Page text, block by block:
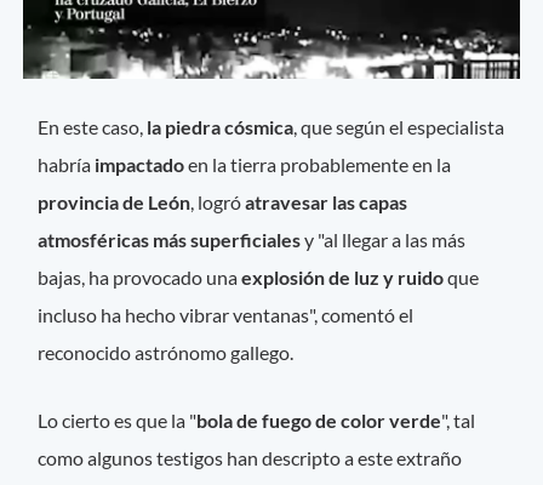
En este caso, la piedra cósmica, que según el especialista
habría impactadoen la tierra probablemente en la
provincia de León, logróatravesar las capas
atmosféricas más superficialesy "al llegar a las más
bajas, ha provocado unaexplosión de luz y ruidoque
incluso ha hecho vibrar ventanas", comentó el
reconocido astrónomo gallego.
Lo cierto es que la "bola de fuego de color verde", tal
como algunos testigos han descripto a este extraño